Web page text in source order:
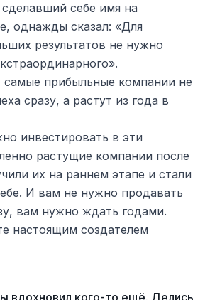
себе имя на
однажды сказал: «Для
результатов не нужно
самые прибыльные компании не
сразу, а растут из года в
инвестировать в эти
растущие компании после
их на раннем этапе и стали
И вам не нужно продавать
вам нужно ждать годами.
настоящим создателем